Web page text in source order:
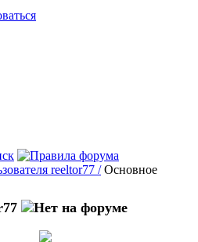
reeltor77 / Основное